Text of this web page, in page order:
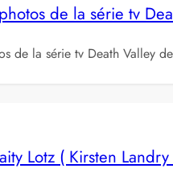
de la série tv
de la série tv Death Valley
Lotz ( Kirsten